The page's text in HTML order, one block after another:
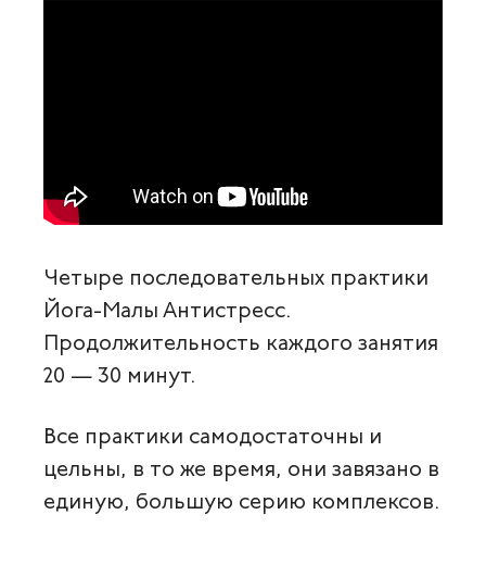
Четыре последовательных практики
Йога-Малы Антистресс.
Продолжительность каждого занятия
20 — 30 минут.
Все практики самодостаточны и
цельны, в то же время, они завязано в
единую, большую серию комплексов.